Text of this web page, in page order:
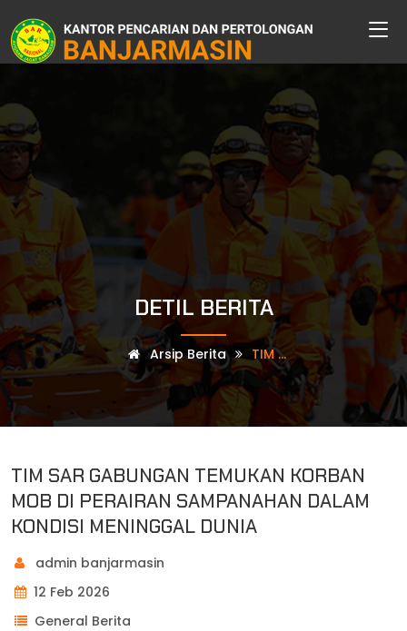
DETIL BERITA
Arsip Berita TIM ...
TIM SAR GABUNGAN TEMUKAN KORBAN
MOB DI PERAIRAN SAMPANAHAN DALAM
KONDISI MENINGGAL DUNIA
admin banjarmasin
12 Feb 2026
General Berita